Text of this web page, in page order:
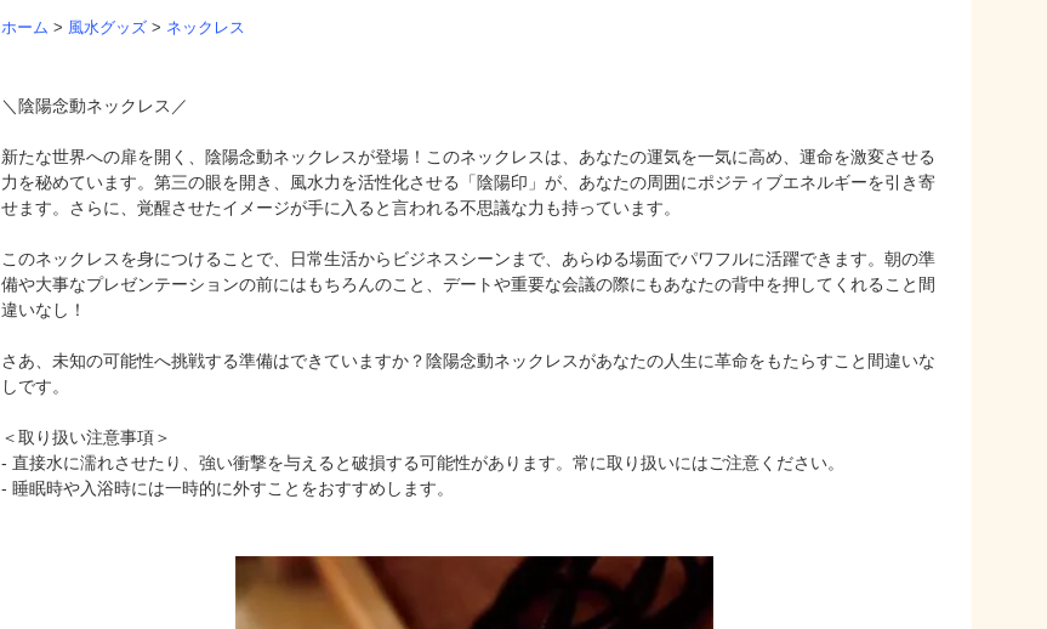
ホーム > 風水グッズ > ネックレス
＼陰陽念動ネックレス／
新たな世界への扉を開く、陰陽念動ネックレスが登場！このネックレスは、あなたの運気を一気に高め、運命を激変させる
力を秘めています。第三の眼を開き、風水力を活性化させる「陰陽印」が、あなたの周囲にポジティブエネルギーを引き寄
せます。さらに、覚醒させたイメージが手に入ると言われる不思議な力も持っています。
このネックレスを身につけることで、日常生活からビジネスシーンまで、あらゆる場面でパワフルに活躍できます。朝の準
備や大事なプレゼンテーションの前にはもちろんのこと、デートや重要な会議の際にもあなたの背中を押してくれること間
違いなし！
さあ、未知の可能性へ挑戦する準備はできていますか？陰陽念動ネックレスがあなたの人生に革命をもたらすこと間違いな
しです。
＜取り扱い注意事項＞
- 直接水に濡れさせたり、強い衝撃を与えると破損する可能性があります。常に取り扱いにはご注意ください。
- 睡眠時や入浴時には一時的に外すことをおすすめします。